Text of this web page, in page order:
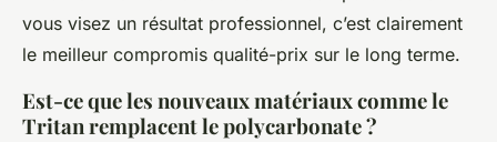
vous visez un résultat professionnel, c’est clairement
le meilleur compromis qualité-prix sur le long terme.
Est-ce que les nouveaux matériaux comme le
Tritan remplacent le polycarbonate ?